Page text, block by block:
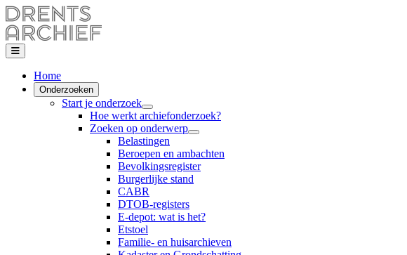
Home
Onderzoeken
Start je onderzoek
Hoe werkt archiefonderzoek?
Zoeken op onderwerp
Belastingen
Beroepen en ambachten
Bevolkingsregister
Burgerlijke stand
CABR
DTOB-registers
E-depot: wat is het?
Etstoel
Familie- en huisarchieven